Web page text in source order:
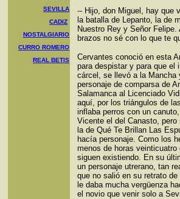
SEVILLA
CADIZ
NOSTALGIARIO
CURRO ROMERO
REAL BETIS
-- Hijo, don Miguel, hay que
la batalla de Lepanto, la de
Nuestro Rey y Señor
brazos no sé con lo que te
Cervantes conoció en esta
para despistar y para que el
cárcel, se llevó a la Mancha
personaje de comparsa de
Salamanca al Licenciado
aquí, por los triángulos de
inflaba perros con un
Vicente el del Canasto,
la de Qué Te Brillan Las
hacía personaje. Como los
menos de horas
siguen existiendo. En su
un personaje utrerano, tan
que no salió en su retrato
le daba mucha vergüenza
el novio que venir solo a